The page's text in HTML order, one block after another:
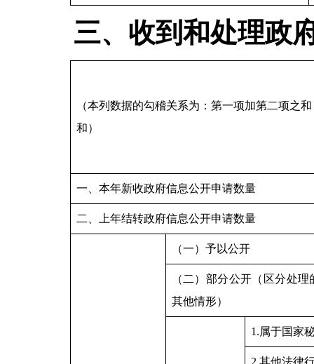
三、收到和处理政
（本列数据的勾稽关系为：第一项加第二项之
和）
一、本年新收政府信息公开申请数量
二、上年结转政府信息公开申请数量
（一）予以公开
（二）部分公开（区分处
其他情形）
1.属于国家
2.其他法律